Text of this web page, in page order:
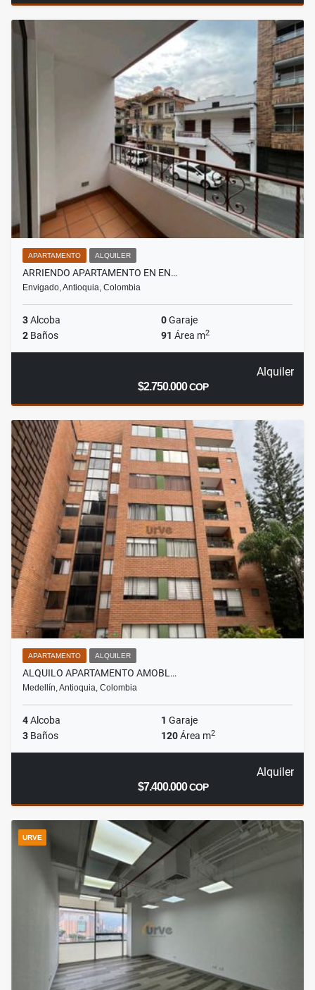
APARTAMENTO ALQUILER
ARRIENDO APARTAMENTO EN EN…
Envigado, Antioquia, Colombia
3Alcoba 0Garaje
2 Baños 91 Área m2
Alquiler
$2.750.000COP
APARTAMENTO ALQUILER
ALQUILO APARTAMENTO AMOBL…
Medellín, Antioquia, Colombia
4Alcoba 1 Garaje
3 Baños 120Área m2
Alquiler
$7.400.000COP
URVE